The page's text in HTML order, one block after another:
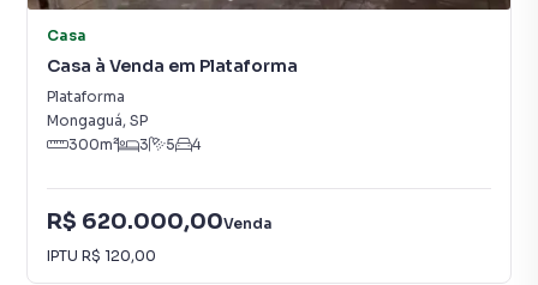
Casa
Casa à Venda em Plataforma
Plataforma
Mongaguá, SP
300m² 3 5 4
R$ 620.000,00Venda
IPTU R$ 120,00